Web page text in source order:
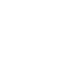
% RI/